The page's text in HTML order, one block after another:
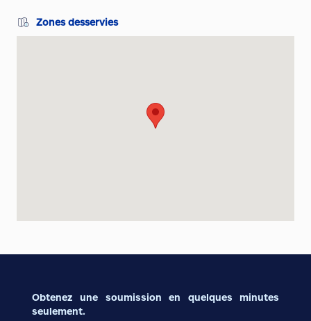
Zones desservies
Obtenez une soumission en quelques minutes
seulement.